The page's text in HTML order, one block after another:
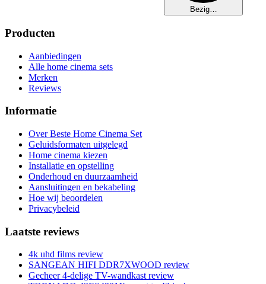
Bezig…
Producten
Aanbiedingen
Alle home cinema sets
Merken
Reviews
Informatie
Over Beste Home Cinema Set
Geluidsformaten uitgelegd
Home cinema kiezen
Installatie en opstelling
Onderhoud en duurzaamheid
Aansluitingen en bekabeling
Hoe wij beoordelen
Privacybeleid
Laatste reviews
4k uhd films review
SANGEAN HIFI DDR7XWOOD review
Gecheer 4-delige TV-wandkast review